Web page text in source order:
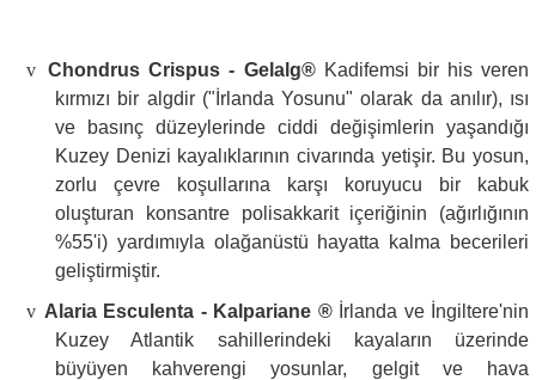
v Chondrus Crispus - Gelalg®Kadifemsi bir his veren
kırmızı bir algdir ("İrlanda Yosunu" olarak da anılır), ısı
ve basınç düzeylerinde ciddi değişimlerin yaşandığı
Kuzey Denizi kayalıklarının civarında yetişir. Bu yosun,
zorlu çevre koşullarına karşı koruyucu bir kabuk
oluşturan konsantre polisakkarit içeriğinin (ağırlığının
%55'i) yardımıyla olağanüstü hayatta kalma becerileri
geliştirmiştir.
v Alaria Esculenta - Kalpariane ®İrlanda ve İngiltere'nin
Kuzey Atlantik sahillerindeki kayaların üzerinde
büyüyen kahverengi yosunlar, gelgit ve hava